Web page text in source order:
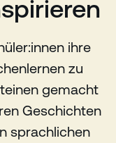
ihre
zu
gemacht
Geschichten
sprachlichen